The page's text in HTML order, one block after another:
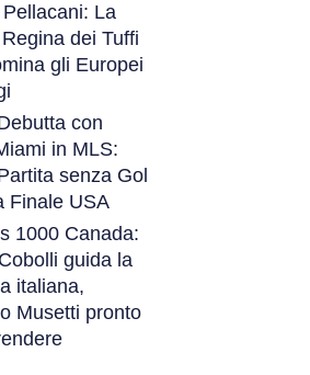
La
dei Tuffi
gli Europei
con
in MLS:
senza Gol
Finale USA
1000 Canada:
guida la
italiana,
Musetti pronto